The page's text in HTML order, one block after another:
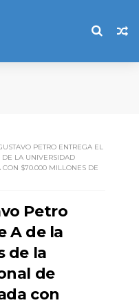
PETRO ENTREGA EL
DE LA UNIVERSIDAD
$70.000 MILLONES DE
Petro
A de la
de la
de
con